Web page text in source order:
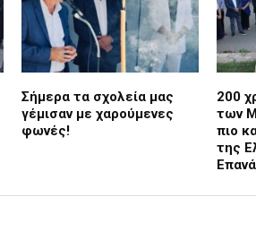
Σήμερα τα σχολεία μας
γέμισαν με χαρούμενες
φωνές!
200
των
πιο
της